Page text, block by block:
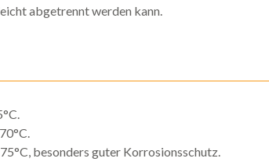
abgetrennt werden kann.
besonders guter Korrosionsschutz.